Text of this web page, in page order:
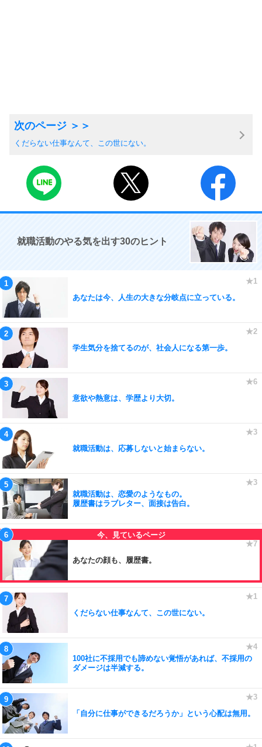
くだらない仕事なんて、この世にない。
就職活動のやる気を出す30のヒント
あなたは今、人生の大きな分岐点に立っている。
学生気分を捨てるのが、社会人になる第一歩。
意欲や熱意は、学歴より大切。
就職活動は、応募しないと始まらない。
就職活動は、恋愛のようなもの。
履歴書はラブレター、面接は告白。
あなたの顔も、履歴書。
くだらない仕事なんて、この世にない。
100社に不採用でも諦めない覚悟があれば、不採用の
ダメージは半減する。
「自分に仕事ができるだろうか」という心配は無用。